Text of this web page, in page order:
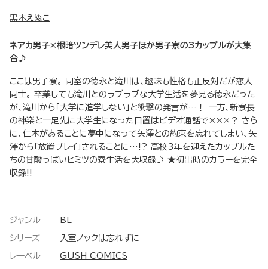
黒木えぬこ
ネアカ男子×根暗ツンデレ美人男子ほか男子寮の3カップルが大集
合♪
ここは男子寮。 同室の徳永と滝川は、趣味も性格も正反対だが恋人
同士。 卒業しても滝川とのラブラブな大学生活を夢見る徳永だった
が、滝川から「大学に進学しない」と衝撃の発言が…！ 一方、新寮長
の神楽と一足先に大学生になった日置はビデオ通話で×××？ さら
に、仁木があることに夢中になって矢澤との約束を忘れてしまい、矢
澤から「放置プレイ」されることに…!? 高校3年を迎えたカップルた
ちの甘酸っぱいヒミツの寮生活を大収録♪ ★初出時のカラーを完全
収録!!
ジャンル BL
シリーズ 入室ノックは忘れずに
レーベル GUSH COMICS